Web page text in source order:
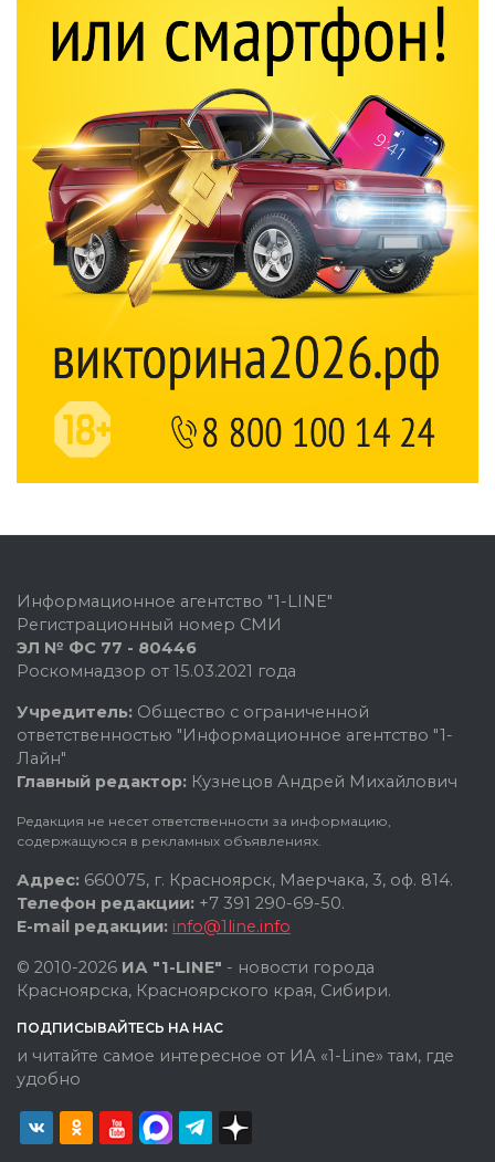
Информационное агентство "1-LINE"
Регистрационный номер СМИ
ЭЛ № ФС 77 - 80446
Роскомнадзор от 15.03.2021 года
Учредитель: Общество с ограниченной
ответственностью "Информационное агентство "1-
Лайн"
Главный редактор: Кузнецов Андрей Михайлович
Редакция не несет ответственности за информацию,
содержащуюся в рекламных объявлениях.
Адрес: 660075, г. Красноярск, Маерчака, 3, оф. 814.
Телефон редакции: +7 391 290-69-50.
E-mail редакции: info@1line.info
© 2010-2026 ИА "1-LINE" - новости города
Красноярска, Красноярского края, Сибири.
ПОДПИСЫВАЙТЕСЬ НА НАС
и читайте самое интересное от ИА «1-Line» там, где
удобно